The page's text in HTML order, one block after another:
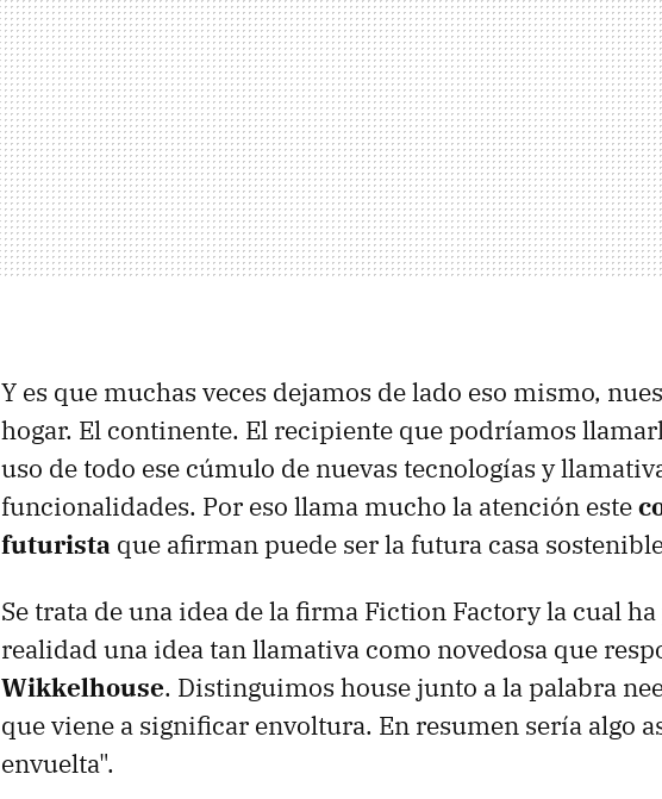
Y es que muchas veces dejamos de lado eso mismo,
hogar. El continente. El recipiente que podríamos
uso de todo ese cúmulo de nuevas tecnologías y
funcionalidades. Por eso llama mucho la atención este
futurista que afirman puede ser la futura casa
Se trata de una idea de la firma Fiction Factory la cual
realidad una idea tan llamativa como novedosa que
Wikkelhouse. Distinguimos house junto a la palabra
que viene a significar envoltura. En resumen sería algo
envuelta".